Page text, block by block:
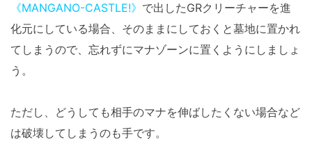
《MANGANO-CASTLE!》 で出したGRクリーチャーを進
化元にしている場合、そのままにしておくと墓地に置かれ
てしまうので、忘れずにマナゾーンに置くようにしましょ
う。
ただし、どうしても相手のマナを伸ばしたくない場合など
は破壊してしまうのも手です。